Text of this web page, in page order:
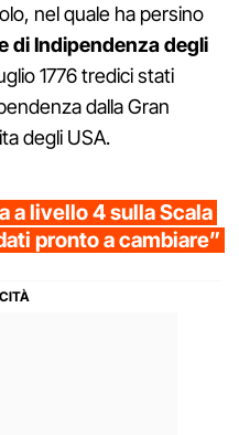
nel quale ha persino
di Indipendenza degli
1776 tredici stati
dalla Gran
degli USA.
a livello 4 sulla Scala
pronto a cambiare”